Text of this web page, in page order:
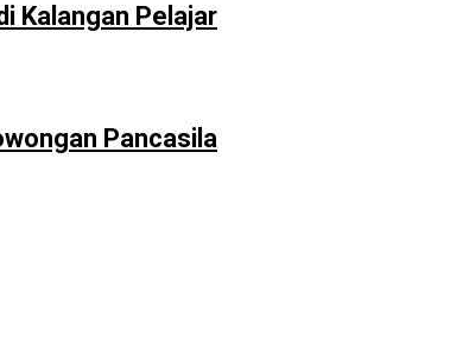
Kalangan Pelajar
Pancasila